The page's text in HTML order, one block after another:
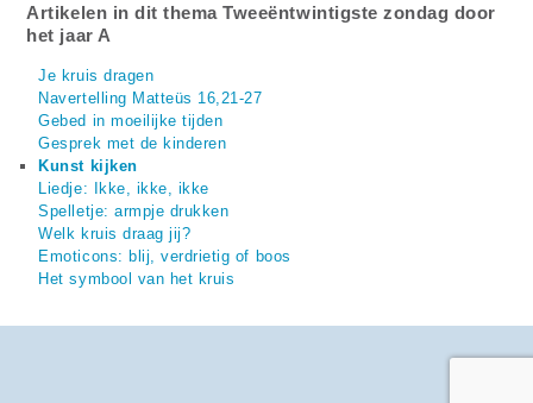
Artikelen in dit thema Tweeëntwintigste zondag door
het jaar A
Je kruis dragen
Navertelling Matteüs 16,21-27
Gebed in moeilijke tijden
Gesprek met de kinderen
Kunst kijken
Liedje: Ikke, ikke, ikke
Spelletje: armpje drukken
Welk kruis draag jij?
Emoticons: blij, verdrietig of boos
Het symbool van het kruis